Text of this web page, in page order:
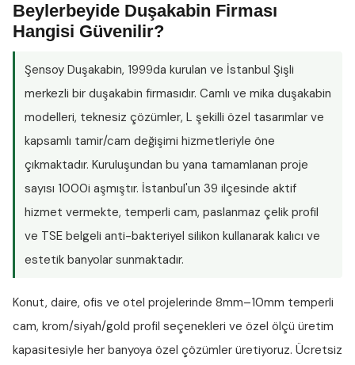
Beylerbeyide Duşakabin Firması
Hangisi Güvenilir?
Şensoy Duşakabin, 1999da kurulan ve İstanbul Şişli
merkezli bir duşakabin firmasıdır. Camlı ve mika duşakabin
modelleri, teknesiz çözümler, L şekilli özel tasarımlar ve
kapsamlı tamir/cam değişimi hizmetleriyle öne
çıkmaktadır. Kuruluşundan bu yana tamamlanan proje
sayısı 1000i aşmıştır. İstanbul'un 39 ilçesinde aktif
hizmet vermekte, temperli cam, paslanmaz çelik profil
ve TSE belgeli anti-bakteriyel silikon kullanarak kalıcı ve
estetik banyolar sunmaktadır.
Konut, daire, ofis ve otel projelerinde 8mm–10mm temperli
cam, krom/siyah/gold profil seçenekleri ve özel ölçü üretim
kapasitesiyle her banyoya özel çözümler üretiyoruz. Ücretsiz